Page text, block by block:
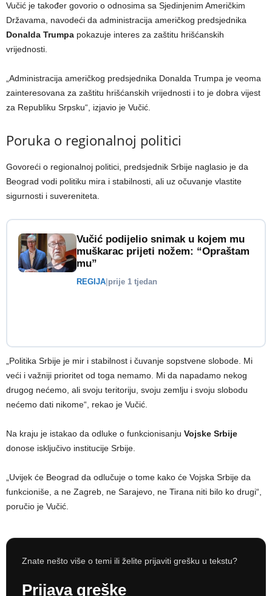
Vučić je također govorio o odnosima sa Sjedinjenim Američkim
Državama, navodeći da administracija američkog predsjednika
Donalda Trumpa pokazuje interes za zaštitu hrišćanskih
vrijednosti.
„Administracija američkog predsjednika Donalda Trumpa je veoma
zainteresovana za zaštitu hrišćanskih vrijednosti i to je dobra vijest
za Republiku Srpsku“, izjavio je Vučić.
Poruka o regionalnoj politici
Govoreći o regionalnoj politici, predsjednik Srbije naglasio je da
Beograd vodi politiku mira i stabilnosti, ali uz očuvanje vlastite
sigurnosti i suvereniteta.
Vučić podijelio snimak u kojem mu
muškarac prijeti nožem: “Opraštam
mu”
REGIJA prije 1 tjedan
„Politika Srbije je mir i stabilnost i čuvanje sopstvene slobode. Mi
veći i važniji prioritet od toga nemamo. Mi da napadamo nekog
drugog nećemo, ali svoju teritoriju, svoju zemlju i svoju slobodu
nećemo dati nikome“, rekao je Vučić.
Na kraju je istakao da odluke o funkcionisanju Vojske Srbije
donose isključivo institucije Srbije.
„Uvijek će Beograd da odlučuje o tome kako će Vojska Srbije da
funkcioniše, a ne Zagreb, ne Sarajevo, ne Tirana niti bilo ko drugi“,
poručio je Vučić.
Znate nešto više o temi ili želite prijaviti grešku u tekstu?
Prijava greške